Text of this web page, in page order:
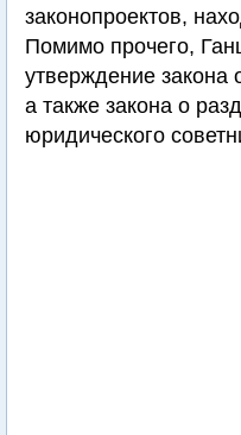
законопроектов,
Помимо прочего,
утверждение
а также закона о
юридического